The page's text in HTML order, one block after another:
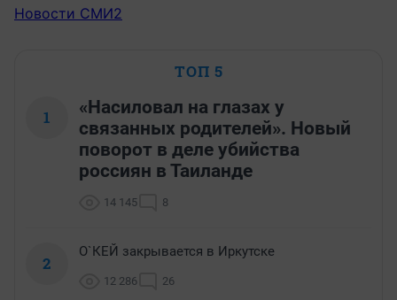
Новости СМИ2
ТОП 5
1
«Насиловал на глазах у
связанных родителей». Новый
поворот в деле убийства
россиян в Таиланде
14 145 8
2
О`КЕЙ закрывается в Иркутске
12 286 26